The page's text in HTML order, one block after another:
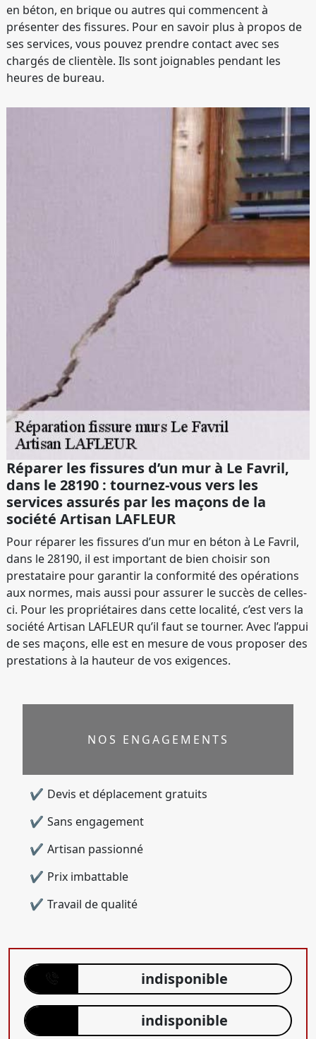
en béton, en brique ou autres qui commencent à
présenter des fissures. Pour en savoir plus à propos de
ses services, vous pouvez prendre contact avec ses
chargés de clientèle. Ils sont joignables pendant les
heures de bureau.
Réparer les fissures d’un mur à Le Favril,
dans le 28190 : tournez-vous vers les
services assurés par les maçons de la
société Artisan LAFLEUR
Pour réparer les fissures d’un mur en béton à Le Favril,
dans le 28190, il est important de bien choisir son
prestataire pour garantir la conformité des opérations
aux normes, mais aussi pour assurer le succès de celles-
ci. Pour les propriétaires dans cette localité, c’est vers la
société Artisan LAFLEUR qu’il faut se tourner. Avec l’appui
de ses maçons, elle est en mesure de vous proposer des
prestations à la hauteur de vos exigences.
NOS ENGAGEMENTS
Devis et déplacement gratuits
Sans engagement
Artisan passionné
Prix imbattable
Travail de qualité
indisponible
indisponible